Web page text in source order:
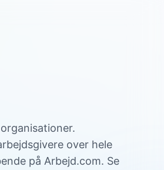
over hele
på Arbejd.com. Se